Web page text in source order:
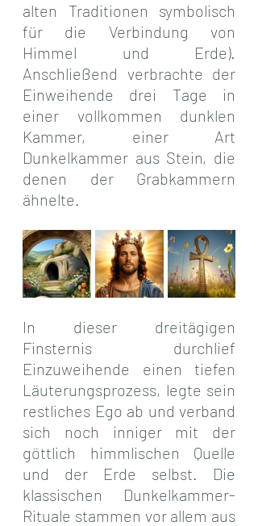
alten Traditionen symbolisch
für die Verbindung von
Himmel und Erde).
Anschließend verbrachte der
Einweihende drei Tage in
einer vollkommen dunklen
Kammer, einer Art
Dunkelkammer aus Stein, die
denen der Grabkammern
ähnelte.
In dieser dreitägigen
Finsternis durchlief
Einzuweihende einen tiefen
Läuterungsprozess, legte sein
restliches Ego ab und verband
sich noch inniger mit der
göttlich himmlischen Quelle
und der Erde selbst. Die
klassischen Dunkelkammer-
Rituale stammen vor allem aus